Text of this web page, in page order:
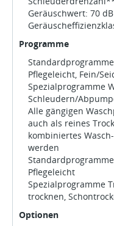
Geräuschwert: 70
Programme
Pflegeleicht, Fein/
Spezialprogramme
Schleudern/
Alle gängigen
auch als reines
kombiniertes
werden
Pflegeleicht
Spezialprogramme
trocknen,
Optionen